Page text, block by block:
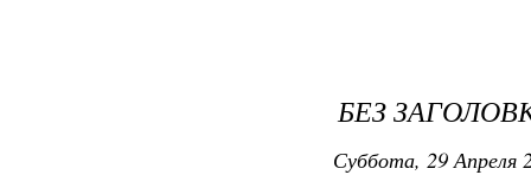
БЕЗ
Суббота, 29 Апреля